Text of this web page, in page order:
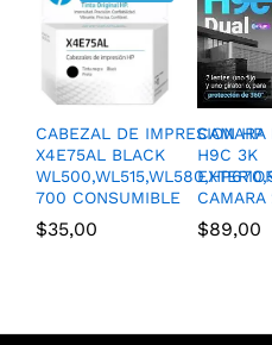
CABEZAL DE IMPRESION HP
X4E75AL BLACK
700 CONSUMIBLE
$35,00
CAMARA
H9C 3K
$89,00